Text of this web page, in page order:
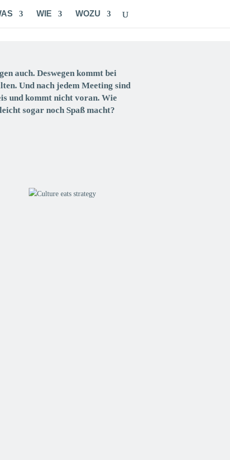
WIE WOZU
auch. Deswegen kommt bei
Und nach jedem Meeting sind
und kommt nicht voran. Wie
sogar noch Spaß macht?